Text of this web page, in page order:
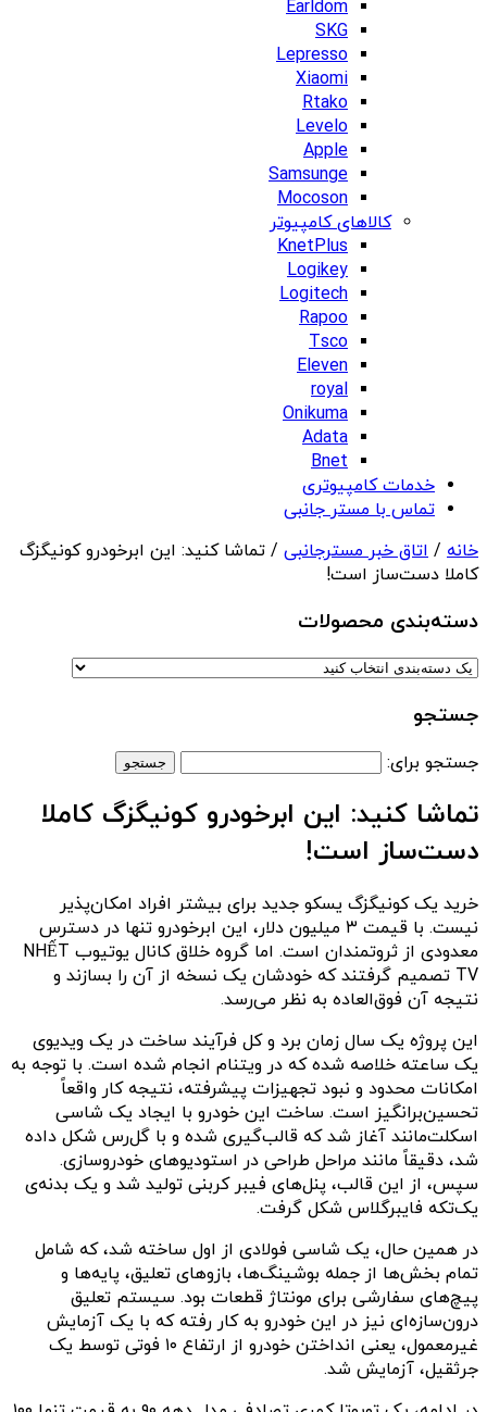
Earldom
SKG
Lepresso
Xiaomi
Rtako
Levelo
Apple
Samsunge
Mocoson
کالاهای کامپیوتر
KnetPlus
Logikey
Logitech
Rapoo
Tsco
Eleven
royal
Onikuma
Adata
Bnet
خدمات کامپیوتری
تماس با مستر جانبی
خانه / اتاق خبر مسترجانبی / تماشا کنید: این ابرخودرو کونیگزگ
کاملا دست‌ساز است!
دسته‌بندی‌ محصولات
جستجو
جستجو برای:
تماشا کنید: این ابرخودرو کونیگزگ کاملا
دست‌ساز است!
خرید یک کونیگزگ یسکو جدید برای بیشتر افراد امکان‌پذیر
نیست. با قیمت ۳ میلیون دلار، این ابرخودرو تنها در دسترس
معدودی از ثروتمندان است. اما گروه خلاق کانال یوتیوب NHẾT
TV تصمیم گرفتند که خودشان یک نسخه از آن را بسازند و
نتیجه آن فوق‌العاده به نظر می‌رسد.
این پروژه یک سال زمان برد و کل فرآیند ساخت در یک ویدیوی
یک‌ ساعته خلاصه شده که در ویتنام انجام شده است. با توجه به
امکانات محدود و نبود تجهیزات پیشرفته، نتیجه کار واقعاً
تحسین‌برانگیز است. ساخت این خودرو با ایجاد یک شاسی
اسکلت‌مانند آغاز شد که قالب‌گیری شده و با گل‌رس شکل داده
شد، دقیقاً مانند مراحل طراحی در استودیوهای خودروسازی.
سپس، از این قالب، پنل‌های فیبر کربنی تولید شد و یک بدنه‌ی
یک‌تکه فایبرگلاس شکل گرفت.
در همین حال، یک شاسی فولادی از اول ساخته شد، که شامل
تمام بخش‌ها از جمله بوشینگ‌ها، بازوهای تعلیق، پایه‌ها و
پیچ‌های سفارشی برای مونتاژ قطعات بود. سیستم تعلیق
درون‌سازه‌ای نیز در این خودرو به کار رفته که با یک آزمایش
غیرمعمول، یعنی انداختن خودرو از ارتفاع ۱۰ فوتی توسط یک
جرثقیل، آزمایش شد.